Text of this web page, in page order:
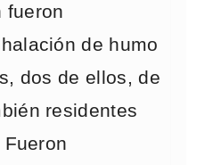
fueron
de humo
dos de ellos, de
residentes